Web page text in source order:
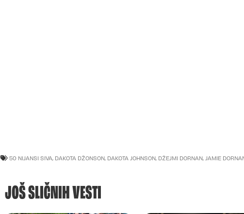
50 NIJANSI SIVA, DAKOTA DŽONSON, DAKOTA JOHNSON, DŽEJMI DORNAN, JAMIE
JOŠ SLIČNIH VESTI